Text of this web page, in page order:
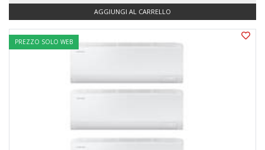
AGGIUNGI AL CARRELLO
PREZZO SOLO WEB